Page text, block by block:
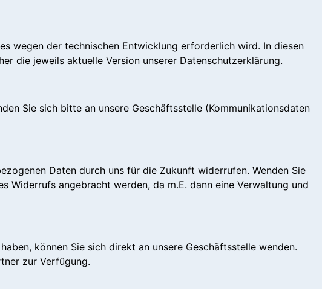
wegen der technischen Entwicklung erforderlich wird. In diesen
die jeweils aktuelle Version unserer Datenschutzerklärung.
Sie sich bitte an unsere Geschäftsstelle (Kommunikationsdaten
Daten durch uns für die Zukunft widerrufen. Wenden Sie
Widerrufs angebracht werden, da m.E. dann eine Verwaltung und
können Sie sich direkt an unsere Geschäftsstelle wenden.
zur Verfügung.